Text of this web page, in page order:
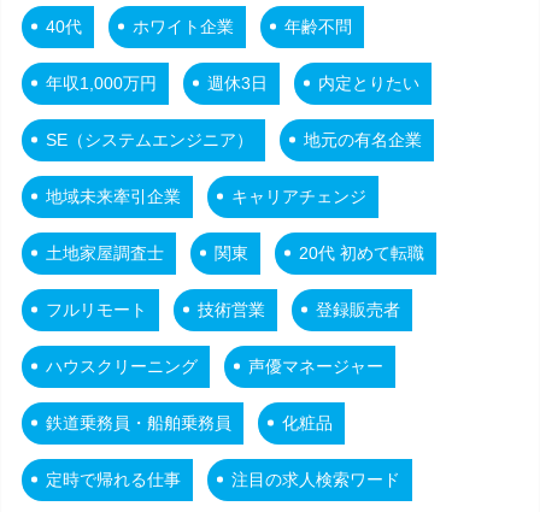
40代 ホワイト企業 年齢不問
年収1,000万円 週休3日 内定とりたい
SE（システムエンジニア） 地元の有名企業
地域未来牽引企業 キャリアチェンジ
土地家屋調査士 関東 20代 初めて転職
フルリモート 技術営業 登録販売者
ハウスクリーニング 声優マネージャー
鉄道乗務員・船舶乗務員 化粧品
定時で帰れる仕事 注目の求人検索ワード